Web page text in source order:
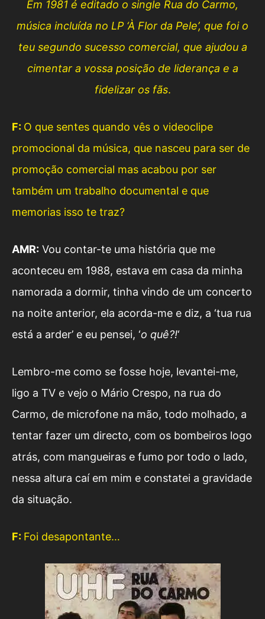
Em 1981 é editado o single Rua do Carmo,
música incluída no LP ‘À Flor da Pele’, que foi o
teu segundo sucesso comercial, que ajudou a
cimentar a vossa posição de liderança e a
fidelizar os fãs.
F: O que sentes quando vês o videoclipe
promocional da música, que nasceu para ser de
promoção comercial mas acabou por ser
também um trabalho documental e que
memorias isso te traz?
AMR: Vou contar-te uma história que me
aconteceu em 1988, estava em casa da minha
namorada a dormir, tinha vindo de um concerto
na noite anterior, ela acorda-me e diz, a ‘tua rua
está a arder’ e eu pensei, ‘o quê?!‘
Lembro-me como se fosse hoje, levantei-me,
ligo a TV e vejo o Mário Crespo, na rua do
Carmo, de microfone na mão, todo molhado, a
tentar fazer um directo, com os bombeiros logo
atrás, com mangueiras e fumo por todo o lado,
nessa altura caí em mim e constatei a gravidade
da situação.
F: Foi desapontante…